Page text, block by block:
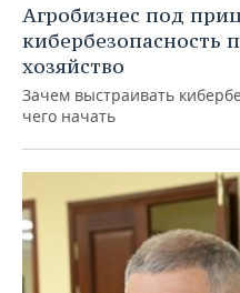
Агробизнес под
кибербезопасность
хозяйство
Зачем выстраивать
чего начать